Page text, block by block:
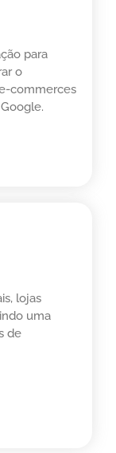
para
o
commerces
lojas
uma
de